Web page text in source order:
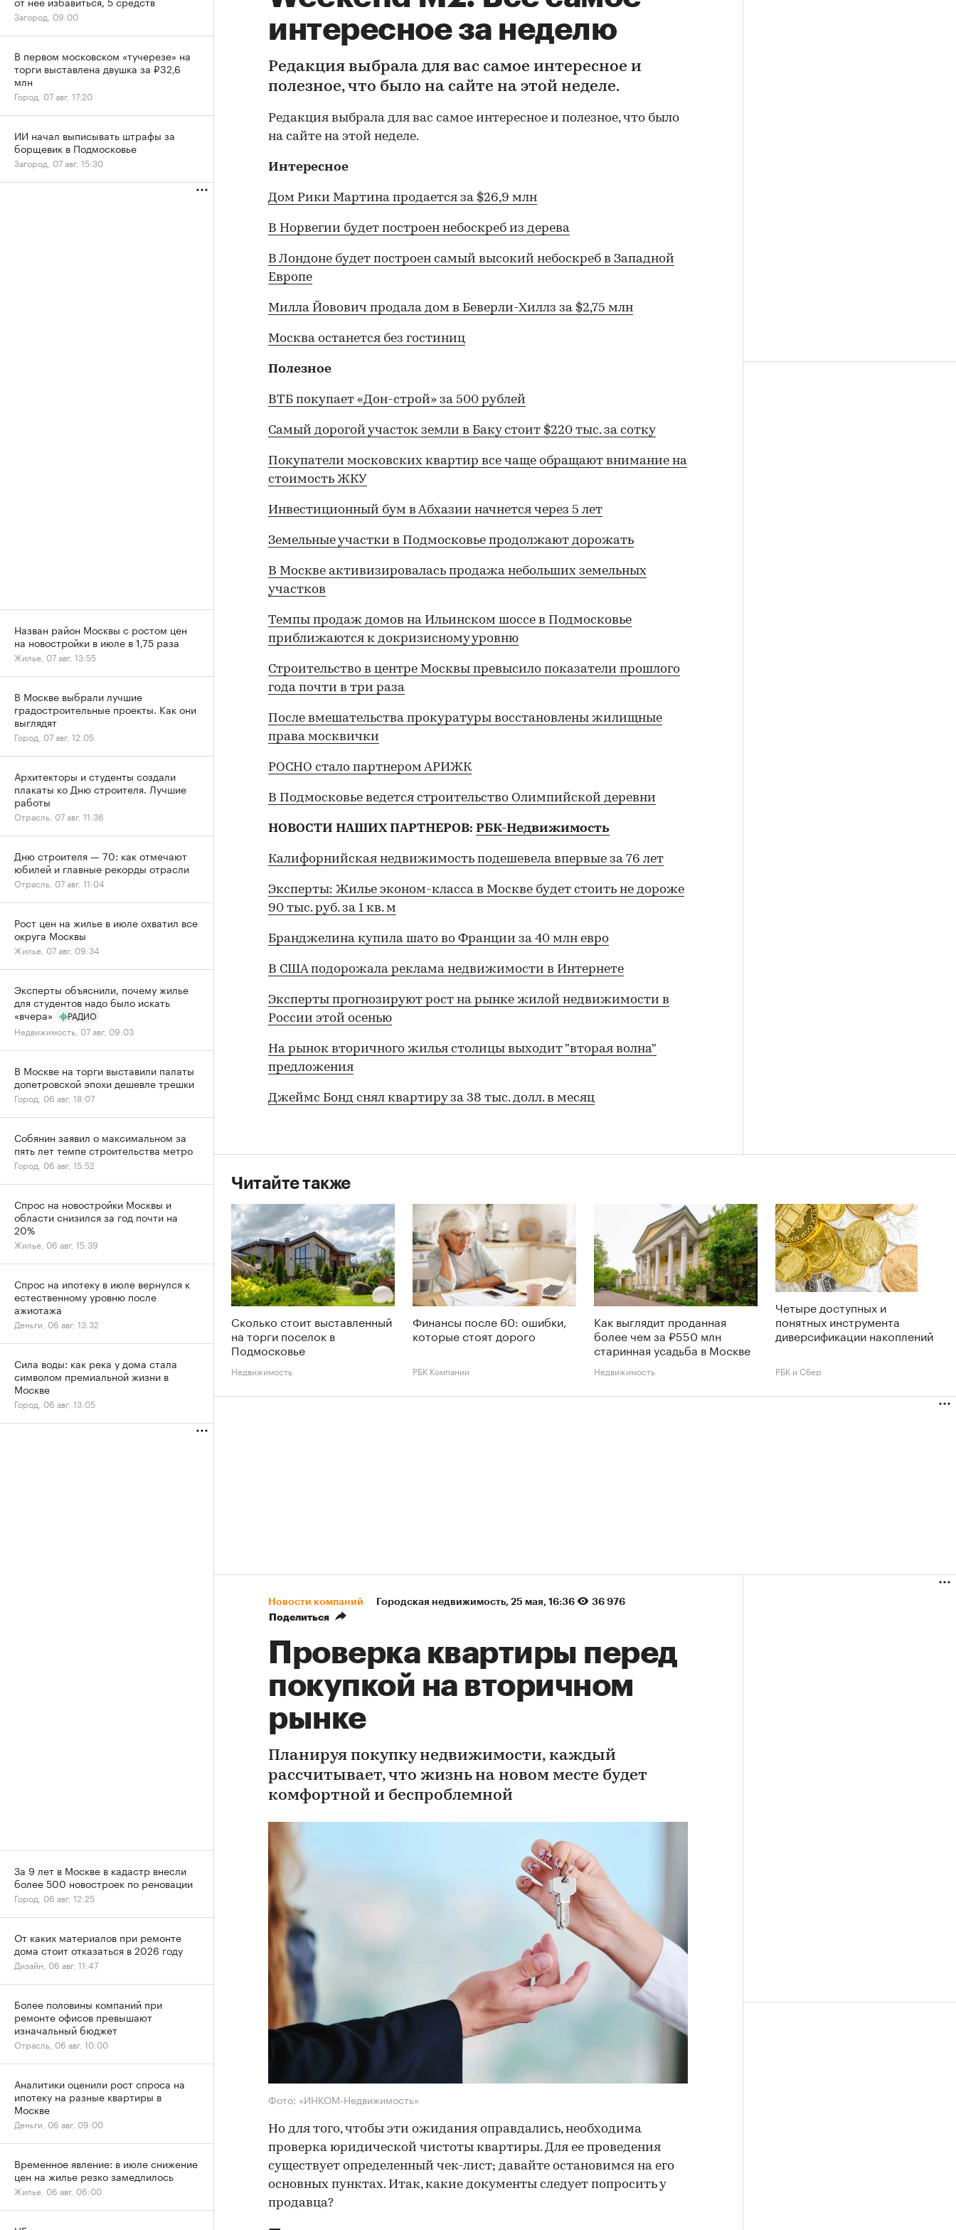
интересное за неделю
Редакция выбрала для вас самое интересное и
полезное, что было на сайте на этой неделе.
Редакция выбрала для вас самое интересное и полезное, что было
на сайте на этой неделе.
Интересное
Дом Рики Мартина продается за $26,9 млн
В Норвегии будет построен небоскреб из дерева
В Лондоне будет построен самый высокий небоскреб в Западной
Европе
Милла Йовович продала дом в Беверли-Хиллз за $2,75 млн
Москва останется без гостиниц
Полезное
ВТБ покупает «Дон-строй» за 500 рублей
Самый дорогой участок земли в Баку стоит $220 тыс. за сотку
Покупатели московских квартир все чаще обращают внимание на
стоимость ЖКУ
Инвестиционный бум в Абхазии начнется через 5 лет
Земельные участки в Подмосковье продолжают дорожать
В Москве активизировалась продажа небольших земельных
участков
Темпы продаж домов на Ильинском шоссе в Подмосковье
приближаются к докризисному уровню
Строительство в центре Москвы превысило показатели прошлого
года почти в три раза
После вмешательства прокуратуры восстановлены жилищные
права москвички
РОСНО стало партнером АРИЖК
В Подмосковье ведется строительство Олимпийской деревни
НОВОСТИ НАШИХ ПАРТНЕРОВ: РБК-Недвижимость
Калифорнийская недвижимость подешевела впервые за 76 лет
Эксперты: Жилье эконом-класса в Москве будет стоить не дороже
90 тыс. руб. за 1 кв. м
Бранджелина купила шато во Франции за 40 млн евро
В США подорожала реклама недвижимости в Интернете
Эксперты прогнозируют рост на рынке жилой недвижимости в
России этой осенью
На рынок вторичного жилья столицы выходит "вторая волна"
предложения
Джеймс Бонд снял квартиру за 38 тыс. долл. в месяц
Читайте также
Сколько стоит выставленный
на торги поселок в
Подмосковье
Недвижимость
Финансы после 60: ошибки,
которые стоят дорого
РБК Компании
Как выглядит проданная
более чем за ₽550 млн
старинная усадьба в Москве
Недвижимость
Четыре доступных и
понятных инструмента
диверсификации накоплений
РБК и Сбер
Новости компаний Городская недвижимость⁠, 25 мая, 16:36
36 976
Поделиться
Проверка квартиры перед
покупкой на вторичном
рынке
Планируя покупку недвижимости, каждый
рассчитывает, что жизнь на новом месте будет
комфортной и беспроблемной
Фото: «ИНКОМ-Недвижимость»
Но для того, чтобы эти ожидания оправдались, необходима
проверка юридической чистоты квартиры. Для ее проведения
существует определенный чек-лист; давайте остановимся на его
основных пунктах. Итак, какие документы следует попросить у
продавца?
Загород, 09:00
В первом московском «тучерезе» на
торги выставлена двушка за ₽32,6
млн
Город, 07 авг, 17:20
ИИ начал выписывать штрафы за
борщевик в Подмосковье
Загород, 07 авг, 15:30
Назван район Москвы с ростом цен
на новостройки в июле в 1,75 раза
Жилье, 07 авг, 13:55
В Москве выбрали лучшие
градостроительные проекты. Как они
выглядят
Город, 07 авг, 12:05
Архитекторы и студенты создали
плакаты ко Дню строителя. Лучшие
работы
Отрасль, 07 авг, 11:36
Дню строителя — 70: как отмечают
юбилей и главные рекорды отрасли
Отрасль, 07 авг, 11:04
Рост цен на жилье в июле охватил все
округа Москвы
Жилье, 07 авг, 09:34
Эксперты объяснили, почему жилье
для студентов надо было искать
«вчера»
РАДИО
Недвижимость, 07 авг, 09:03
В Москве на торги выставили палаты
допетровской эпохи дешевле трешки
Город, 06 авг, 18:07
Собянин заявил о максимальном за
пять лет темпе строительства метро
Город, 06 авг, 15:52
Спрос на новостройки Москвы и
области снизился за год почти на
20%
Жилье, 06 авг, 15:39
Спрос на ипотеку в июле вернулся к
естественному уровню после
ажиотажа
Деньги, 06 авг, 13:32
Сила воды: как река у дома стала
символом премиальной жизни в
Москве
Город, 06 авг, 13:05
За 9 лет в Москве в кадастр внесли
более 500 новостроек по реновации
Город, 06 авг, 12:25
От каких материалов при ремонте
дома стоит отказаться в 2026 году
Дизайн, 06 авг, 11:47
Более половины компаний при
ремонте офисов превышают
изначальный бюджет
Отрасль, 06 авг, 10:00
Аналитики оценили рост спроса на
ипотеку на разные квартиры в
Москве
Деньги, 06 авг, 09:00
Временное явление: в июле снижение
цен на жилье резко замедлилось
Жилье, 06 авг, 06:00